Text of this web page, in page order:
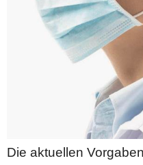
Die aktuellen